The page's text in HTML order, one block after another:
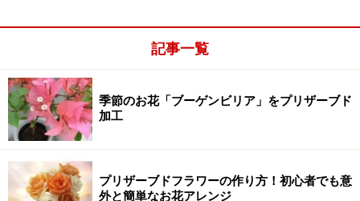
記事一覧
季節のお花「ブーゲンビリア」をプリザーブド
加工
プリザーブドフラワーの作り方！初心者でも意
外と簡単なお花アレンジ